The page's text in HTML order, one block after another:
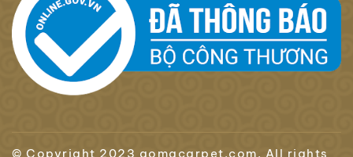
© Copyright 2023 gomacarpet.com. All rights